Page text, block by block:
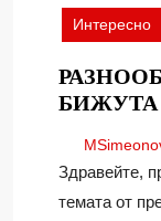
Интересно
БИЖУТА
Здравейте, приятели. И днес продължавам
темата от